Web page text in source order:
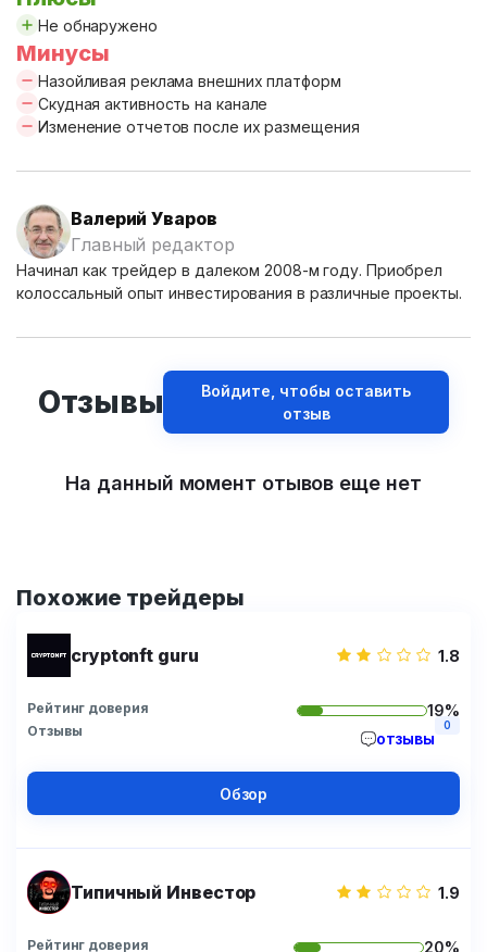
Не обнаружено
Минусы
Назойливая реклама внешних платформ
Скудная активность на канале
Изменение отчетов после их размещения
Валерий Уваров
Главный редактор
Начинал как трейдер в далеком 2008-м году. Приобрел
колоссальный опыт инвестирования в различные проекты.
Отзывы
Войдите, чтобы оставить
отзыв
На данный момент отывов еще нет
Похожие трейдеры
cryptonft guru 1.8
Рейтинг доверия 19%
Отзывы отзывы
0
Обзор
Типичный Инвестор 1.9
Рейтинг доверия 20%